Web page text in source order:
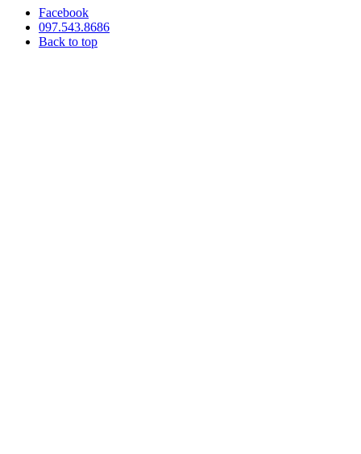
Facebook
097.543.8686
Back to top